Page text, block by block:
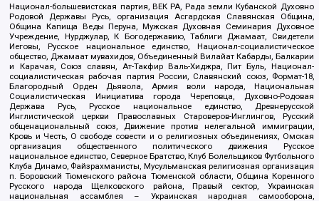
Национал-большевистская партия, ВЕК РА, Рада земли Кубанской Духовно
Родовой Державы Русь, организация Асгардская Славянская Община,
Община Капища Веды Перуна, Мужская Духовная Семинария Духовное
Учреждение, Нурджулар, К Богодержавию, Таблиги Джамаат, Свидетели
Иеговы, Русское национальное единство, Национал-социалистическое
общество, Джамаат мувахидов, Объединенный Вилайат Кабарды, Балкарии
и Карачая, Союз славян, Ат-Такфир Валь-Хиджра, Пит Буль, Национал-
социалистическая рабочая партия России, Славянский союз, Формат-18,
Благородный Орден Дьявола, Армия воли народа, Национальная
Социалистическая Инициатива города Череповца, Духовно-Родовая
Держава Русь, Русское национальное единство, Древнерусской
Инглистической церкви Православных Староверов-Инглингов, Русский
общенациональный союз, Движение против нелегальной иммиграции,
Кровь и Честь, О свободе совести и о религиозных объединениях, Омская
организация общественного политического движения Русское
национальное единство, Северное Братство, Клуб Болельщиков Футбольного
Клуба Динамо, Файзрахманисты, Мусульманская религиозная организация
п. Боровский Тюменского района Тюменской области, Община Коренного
Русского народа Щелковского района, Правый сектор, Украинская
национальная ассамблея – Украинская народная самооборона,